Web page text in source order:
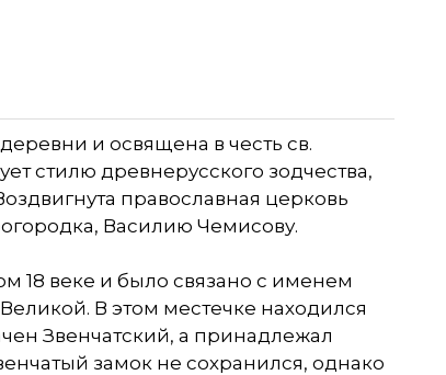
и освящена в честь св.
стилю древнерусского зодчества,
православная церковь
Василию Чемисову.
18 веке и было связано с именем
В этом местечке находился
Звенчатский, а принадлежал
замок не сохранился, однако